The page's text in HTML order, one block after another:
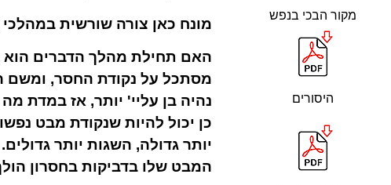
מונח כאן צורה שורשית
האם תחילת מהלך הדברים הוא
מסתכל על נקודת החסר, ומשם
נהיה בן עליי' יותר, אז במדת
כן יכול להיות שנקודת מבט
יותר גדולה, השגות יותר
המבט שלו בדביקות בחסרון
מקור הבכי בנפש
היסורים